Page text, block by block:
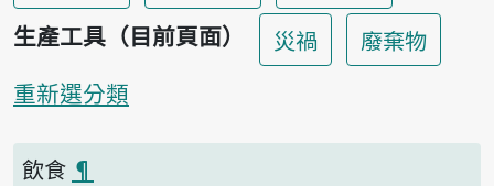
生產工具（目前頁面）
災禍
廢棄物
重新選分類
飲食 ¶